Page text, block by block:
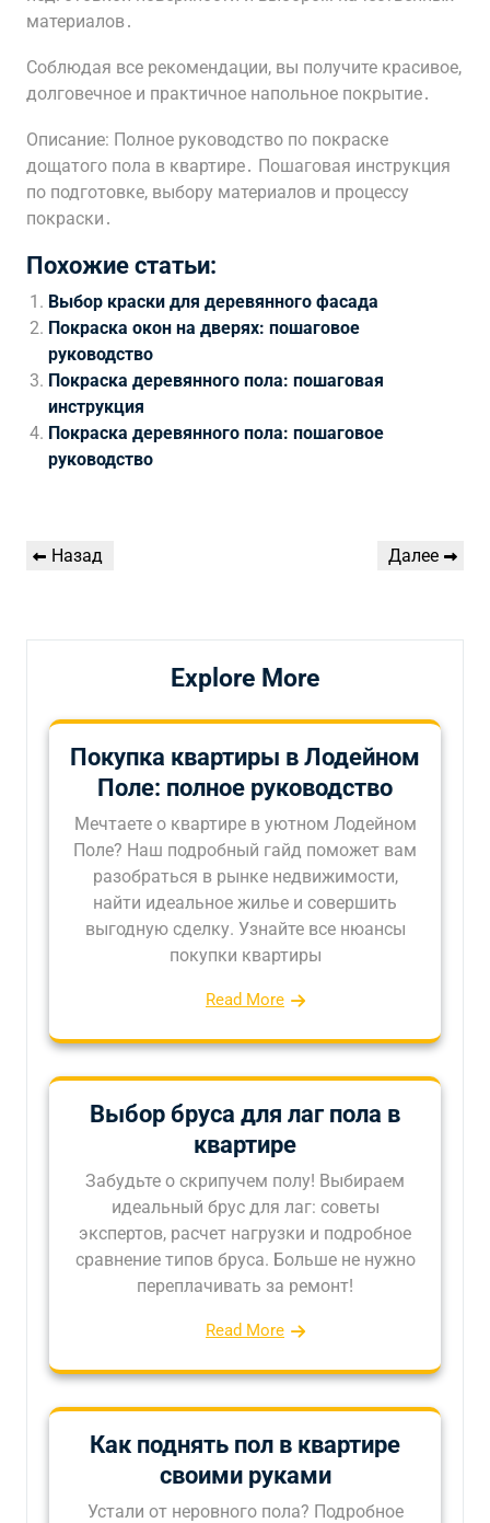
материалов․
Соблюдая все рекомендации, вы получите красивое,
долговечное и практичное напольное покрытие․
Описание: Полное руководство по покраске
дощатого пола в квартире․ Пошаговая инструкция
по подготовке, выбору материалов и процессу
покраски․
Похожие статьи:
Выбор краски для деревянного фасада
Покраска окон на дверях: пошаговое
руководство
Покраска деревянного пола: пошаговая
инструкция
Покраска деревянного пола: пошаговое
руководство
Навигация
Предыдущая
Назад
Следующая
Далее
Explore More
Покупка квартиры в Лодейном
Поле: полное руководство
Мечтаете о квартире в уютном Лодейном
Поле? Наш подробный гайд поможет вам
разобраться в рынке недвижимости,
найти идеальное жилье и совершить
выгодную сделку. Узнайте все нюансы
покупки квартиры
Read More
Выбор бруса для лаг пола в
квартире
Забудьте о скрипучем полу! Выбираем
идеальный брус для лаг: советы
экспертов, расчет нагрузки и подробное
сравнение типов бруса. Больше не нужно
переплачивать за ремонт!
Read More
Как поднять пол в квартире
своими руками
Устали от неровного пола? Подробное